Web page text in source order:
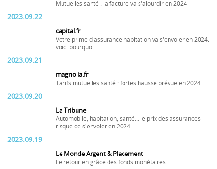
Mutuelles santé : la facture va s'alourdir en 2024
2023.09.22
capital.fr
Votre prime d'assurance habitation va s'envoler en 2024,
voici pourquoi
2023.09.21
magnolia.fr
Tarifs mutuelles santé : fortes hausse prévue en 2024
2023.09.20
La Tribune
Automobile, habitation, santé... le prix des assurances
risque de s'envoler en 2024
2023.09.19
Le Monde Argent & Placement
Le retour en grâce des fonds monétaires